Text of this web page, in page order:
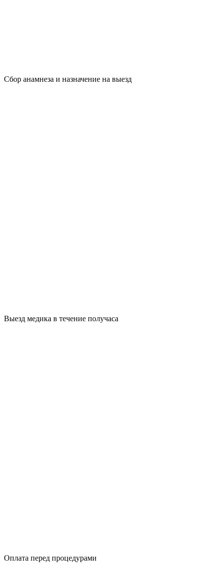
Сбор анамнеза и назначение на выезд
Выезд медика в течение получаса
Оплата перед процедурами